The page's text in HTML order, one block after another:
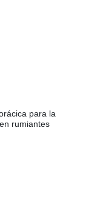
para la
rumiantes